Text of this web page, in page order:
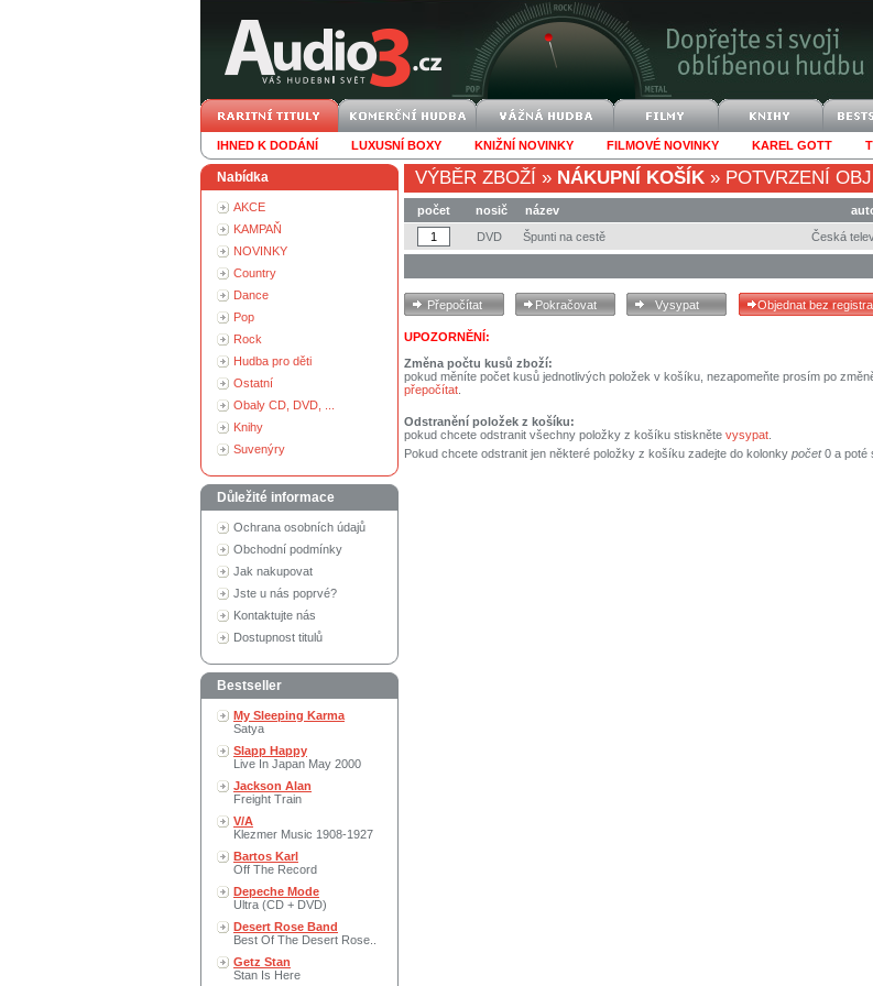
IHNED K DODÁNÍ LUXUSNÍ BOXY KNIŽNÍ NOVINKY FILMOVÉ NOVINKY KAREL GOTT
Nabídka
AKCE
KAMPAŇ
NOVINKY
Country
Dance
Pop
Rock
Hudba pro děti
Ostatní
Obaly CD, DVD, ...
Knihy
Suvenýry
Důležité informace
Ochrana osobních údajů
Obchodní podmínky
Jak nakupovat
Jste u nás poprvé?
Kontaktujte nás
Dostupnost titulů
Bestseller
My Sleeping Karma
Satya
Slapp Happy
Live In Japan May 2000
Jackson Alan
Freight Train
V/A
Klezmer Music 1908-1927
Bartos Karl
Off The Record
Depeche Mode
Ultra (CD + DVD)
Desert Rose Band
Best Of The Desert Rose..
Getz Stan
Stan Is Here
VÝBĚR ZBOŽÍ » NÁKUPNÍ KOŠÍK » POTVRZENÍ
počet nosič název
DVD
Špunti na cestě Česká
UPOZORNĚNÍ:
Změna počtu kusů zboží:
pokud měníte počet kusů jednotlivých položek v košíku, nezapomeňte prosím po
přepočítat
Odstranění položek z košíku:
pokud chcete odstranit všechny položky z košíku stiskněte vysypat
Pokud chcete odstranit jen některé položky z košíku zadejte do kolonky počet0 a poté